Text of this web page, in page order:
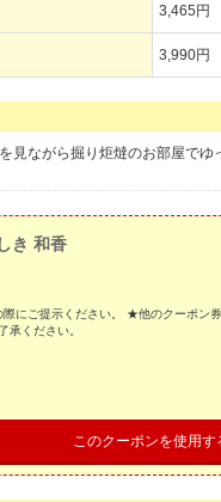
3,465円
3,990円
見ながら掘り炬燵のお部屋で
き 和香
にご提示ください。 ★他のクーポン
承ください。
このクーポンを使用す